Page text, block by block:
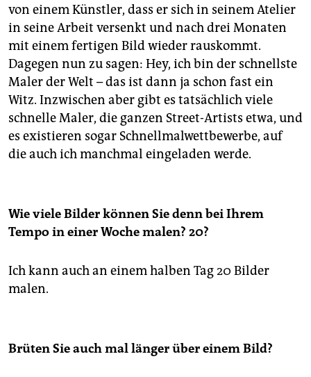
von einem Künstler, dass er sich in seinem Atelier
in seine Arbeit versenkt und nach drei Monaten
mit einem fertigen Bild wieder rauskommt.
Dagegen nun zu sagen: Hey, ich bin der schnellste
Maler der Welt – das ist dann ja schon fast ein
Witz. Inzwischen aber gibt es tatsächlich viele
schnelle Maler, die ganzen Street-Artists etwa, und
es existieren sogar Schnellmalwettbewerbe, auf
die auch ich manchmal eingeladen werde.
Wie viele Bilder können Sie denn bei Ihrem
Tempo in einer Woche malen? 20?
Ich kann auch an einem halben Tag 20 Bilder
malen.
Brüten Sie auch mal länger über einem Bild?